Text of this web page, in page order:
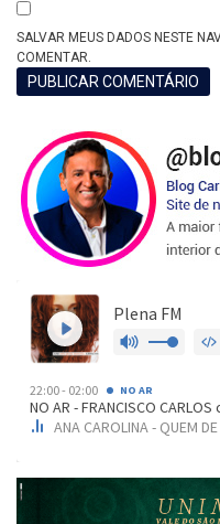
SALVAR MEUS DADOS NESTE
COMENTAR.